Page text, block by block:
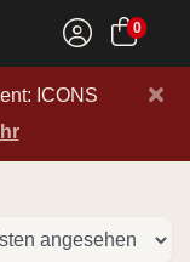
0
ICONS
×